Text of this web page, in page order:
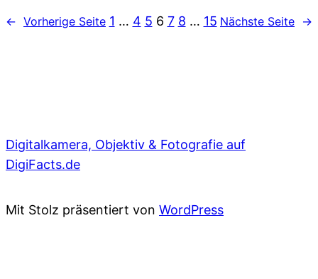
← Vorherige Seite 1 … 4 5 6 7 8 … 15 Nächste Seite →
Digitalkamera, Objektiv & Fotografie auf
DigiFacts.de
Mit Stolz präsentiert von WordPress